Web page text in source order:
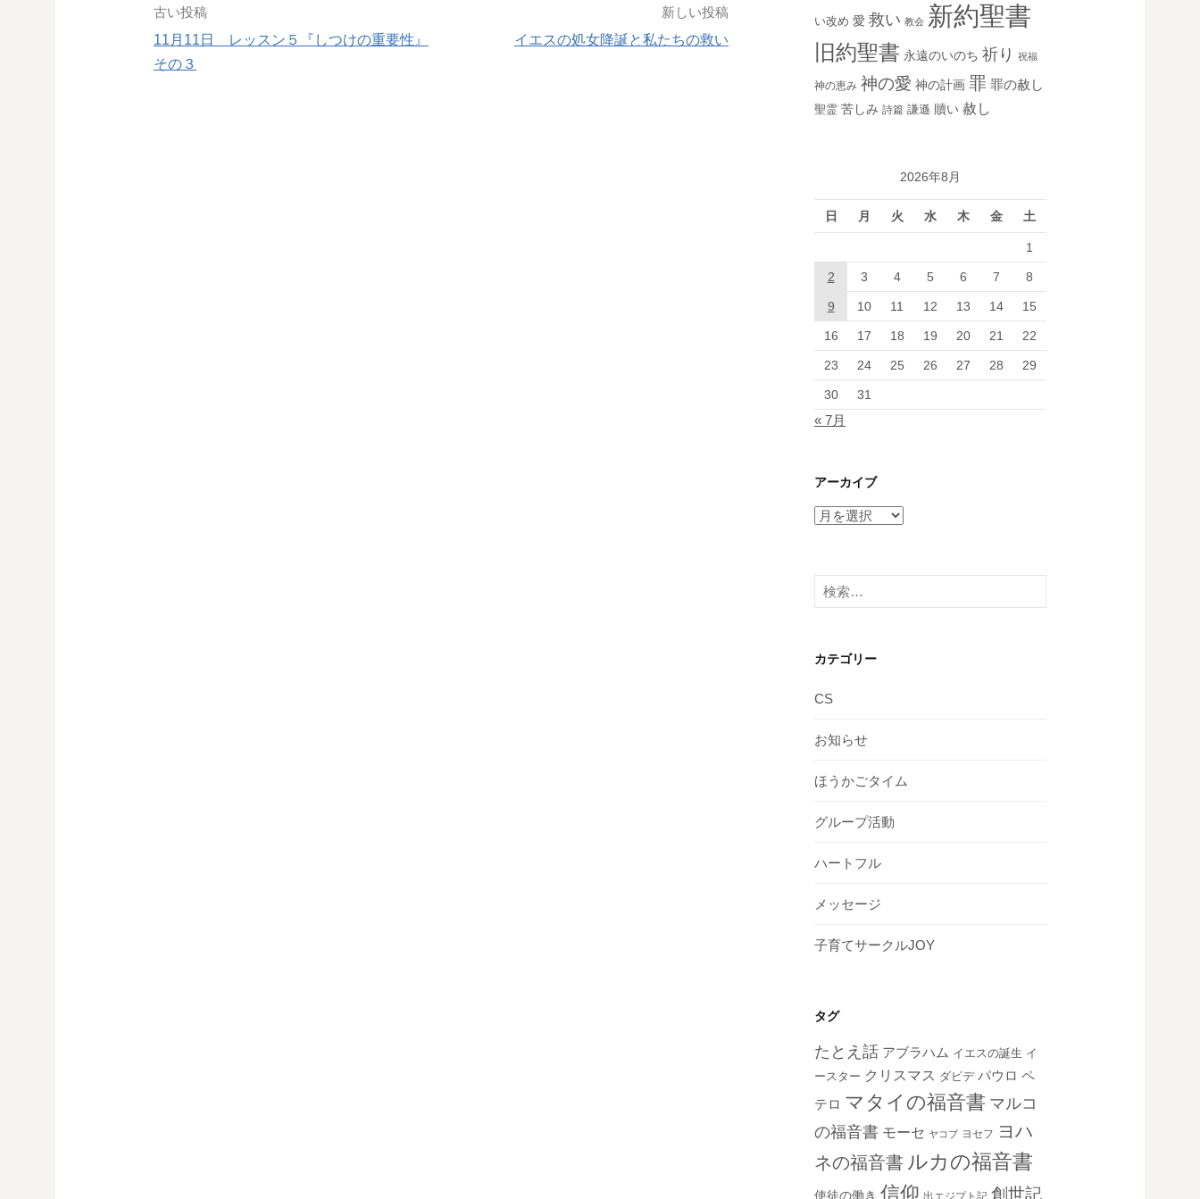
投
稿
古い投稿
11月11日 レッスン５『しつけの重要性』
その３
新しい投稿
イエスの処女降誕と私たちの救い
い改め 愛 救い 教会 新約聖書
旧約聖書 永遠のいのち 祈り 祝福
神の恵み 神の愛 神の計画 罪 罪の赦し
聖霊 苦しみ 詩篇 謙遜 贖い 赦し
2026年8月
日 月 火 水 木 金 土
1
2 3 4 5 6 7 8
9 10 11 12 13 14 15
16 17 18 19 20 21 22
23 24 25 26 27 28 29
30 31
« 7月
アーカイブ
ア
イ
ブ
検
索:
カテゴリー
CS
お知らせ
ほうかごタイム
グループ活動
ハートフル
メッセージ
子育てサークルJOY
タグ
たとえ話 アブラハム イエスの誕生 イ
ースター クリスマス ダビデ パウロ ペ
テロ マタイの福音書 マルコ
の福音書 モーセ ヤコブ ヨセフ ヨハ
ネの福音書 ルカの福音書
使徒の働き 信仰 出エジプト記 創世記